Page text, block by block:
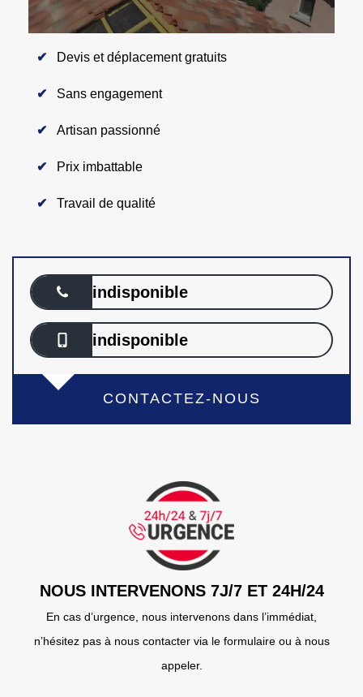
Devis et déplacement gratuits
Sans engagement
Artisan passionné
Prix imbattable
Travail de qualité
indisponible
indisponible
CONTACTEZ-NOUS
NOUS INTERVENONS 7J/7 ET 24H/24
En cas d’urgence, nous intervenons dans l’immédiat,
n’hésitez pas à nous contacter via le formulaire ou à nous
appeler.